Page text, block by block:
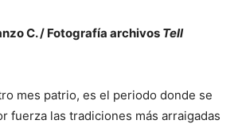
C. / Fotografía archivos Tell
mes patrio, es el periodo donde se
fuerza las tradiciones más arraigadas